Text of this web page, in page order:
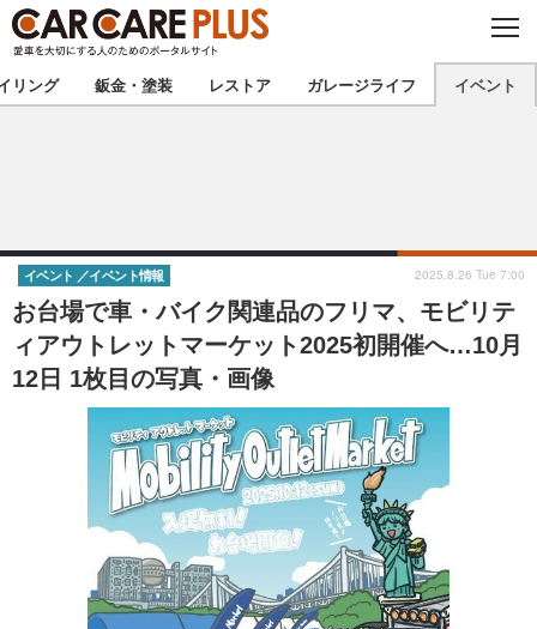
C
O
S
E
★カーケアプラス認定★ 厳選プロショップを地域から探す
甲信越 北陸
東海 関西
中国
九州 沖縄
注目の記事
ショップレポート 愛車 File
自動車豆知識 ストップ！不具合修理＆粗悪修理
ディテイリング
ディテイリング 洗車
鈑金・塗装
リング 鈑金・塗装 レストア ガレージライフ イベント
お台場で車・バイク関連品のフリマ、モビリテ
ィアウトレットマーケット2025初開催へ…10月
12日 1枚目の写真・画像
イベント イベント情報 2025.8.26 Tue 7:00